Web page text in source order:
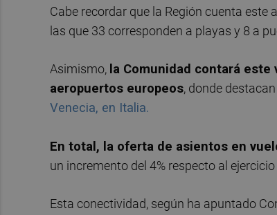
Cabe recordar que la Región cuenta este
las que 33 corresponden a playas y 8 a
Asimismo, la Comunidad contará
aeropuertos europeos, donde
Venecia, en Italia.
En total, la oferta de asientos en
un incremento del 4% respecto al
Esta conectividad, según ha apuntado